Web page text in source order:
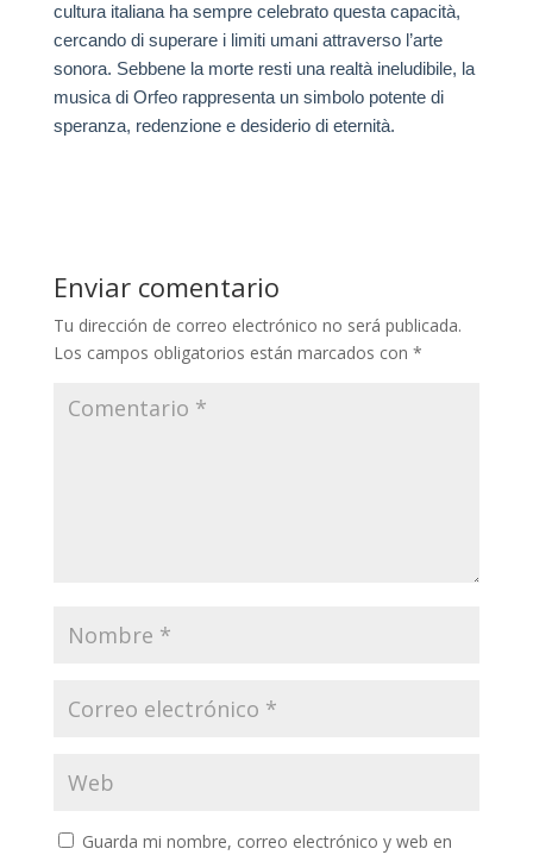
cultura italiana ha sempre celebrato questa capacità,
cercando di superare i limiti umani attraverso l’arte
sonora. Sebbene la morte resti una realtà ineludibile, la
musica di Orfeo rappresenta un simbolo potente di
speranza, redenzione e desiderio di eternità.
Enviar comentario
Tu dirección de correo electrónico no será publicada.
Los campos obligatorios están marcados con *
Guarda mi nombre, correo electrónico y web en